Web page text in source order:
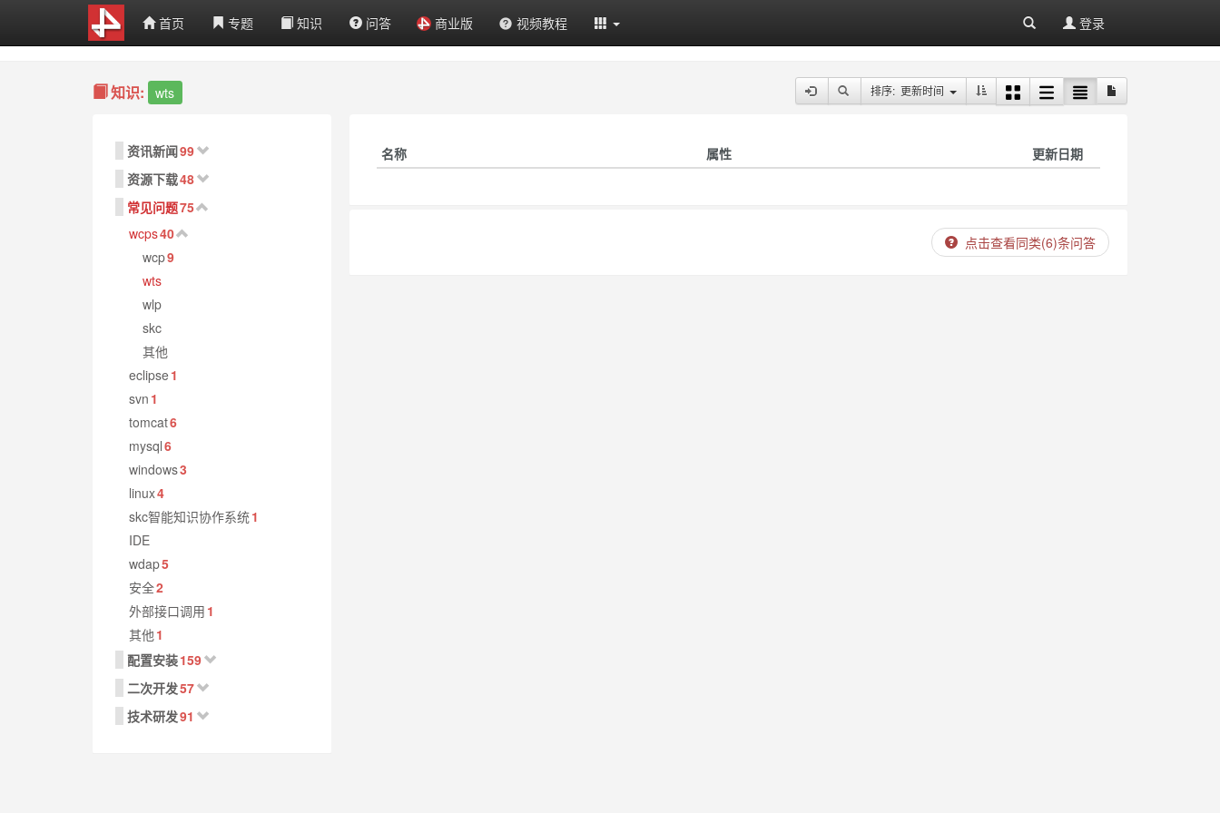
首页 专题 知识 问答 商业版 视频教程 登录
知识: wts 排序: 更新时间
资讯新闻99
资源下载48
常见问题75
wcps40
wcp9
wts
wlp
skc
其他
eclipse 1
svn 1
tomcat6
mysql6
windows3
linux4
skc智能知识协作系统1
IDE
wdap5
安全2
外部接口调用 1
其他1
配置安装159
二次开发57
技术研发91
名称 属性 更新日期
点击查看同类(6)条问答